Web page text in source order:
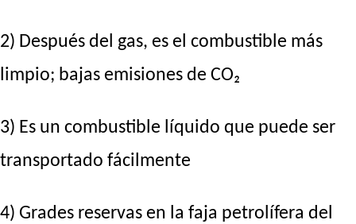
2) Después del gas, es el combustible más
limpio; bajas emisiones de CO₂
3) Es un combustible líquido que puede ser
transportado fácilmente
4) Grades reservas en la faja petrolífera del